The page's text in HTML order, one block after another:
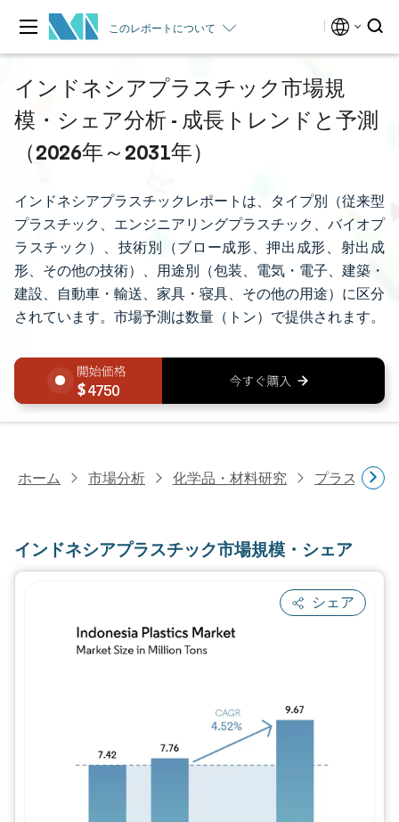
このレポートについて
インドネシアプラスチック市場規
模・シェア分析 - 成長トレンドと予測
（2026年～2031年）
インドネシアプラスチックレポートは、タイプ別（従来型
プラスチック、エンジニアリングプラスチック、バイオプ
ラスチック）、技術別（ブロー成形、押出成形、射出成
形、その他の技術）、用途別（包装、電気・電子、建築・
建設、自動車・輸送、家具・寝具、その他の用途）に区分
されています。市場予測は数量（トン）で提供されます。
4750
ホーム 市場分析 化学品・材料研究 プラスチッ
インドネシアプラスチック市場規模・シェア
シェア